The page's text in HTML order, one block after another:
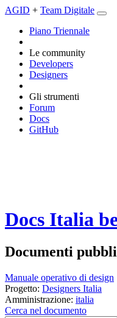
AGID + Team Digitale
Piano Triennale
Le community
Developers
Designers
Gli strumenti
Forum
Docs
GitHub
Docs Italia
Documenti
Manuale operativo di design
Progetto: Designers Italia
Amministrazione: italia
Cerca nel documento